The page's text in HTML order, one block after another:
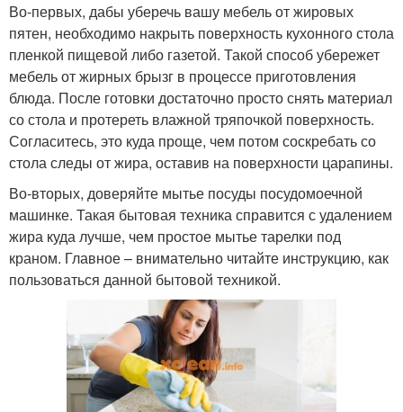
Во-первых, дабы уберечь вашу мебель от жировых
пятен, необходимо накрыть поверхность кухонного стола
пленкой пищевой либо газетой. Такой способ убережет
мебель от жирных брызг в процессе приготовления
блюда. После готовки достаточно просто снять материал
со стола и протереть влажной тряпочкой поверхность.
Согласитесь, это куда проще, чем потом соскребать со
стола следы от жира, оставив на поверхности царапины.
Во-вторых, доверяйте мытье посуды посудомоечной
машинке. Такая бытовая техника справится с удалением
жира куда лучше, чем простое мытье тарелки под
краном. Главное – внимательно читайте инструкцию, как
пользоваться данной бытовой техникой.